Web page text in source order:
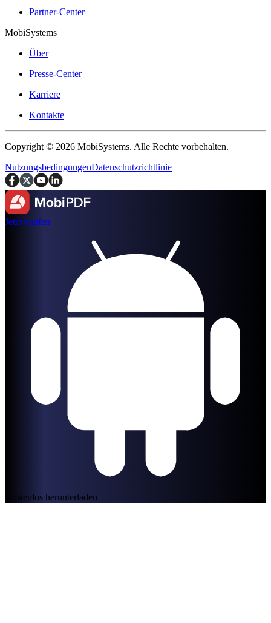
Partner-Center
MobiSystems
Über
Presse-Center
Karriere
Kontakte
Copyright © 2026 MobiSystems. Alle Rechte vorbehalten.
NutzungsbedingungenDatenschutzrichtlinie
Jetzt kaufen
Kostenlos herunterladen